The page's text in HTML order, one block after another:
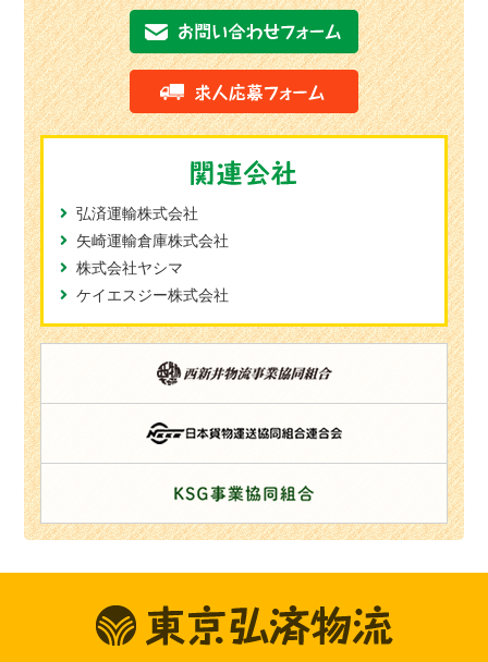
弘済運輸株式会社
矢崎運輸倉庫株式会社
株式会社ヤシマ
ケイエスジー株式会社